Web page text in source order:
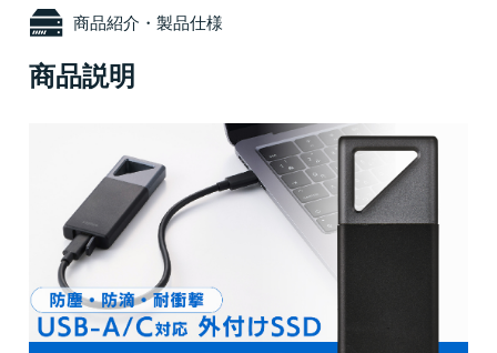
商品紹介・製品仕様
商品説明